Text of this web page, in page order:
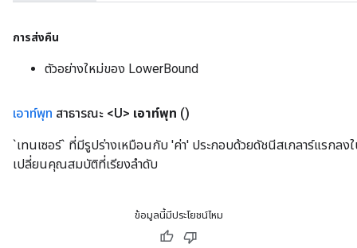
การส่งคืน
ตัวอย่างใหม่ของ LowerBound
เอาท์พุท สาธารณะ <U> เอาท์พุท ()
`เทนเซอร์` ที่มีรูปร่างเหมือนกับ 'ค่า' ประกอบด้วยดัชนีสเกลาร์แรกลง
เปลี่ยนคุณสมบัติที่เรียงลำดับ
ข้อมูลนี้มีประโยชน์ไหม